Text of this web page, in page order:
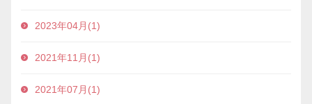
2023年04月(1)
2021年11月(1)
2021年07月(1)